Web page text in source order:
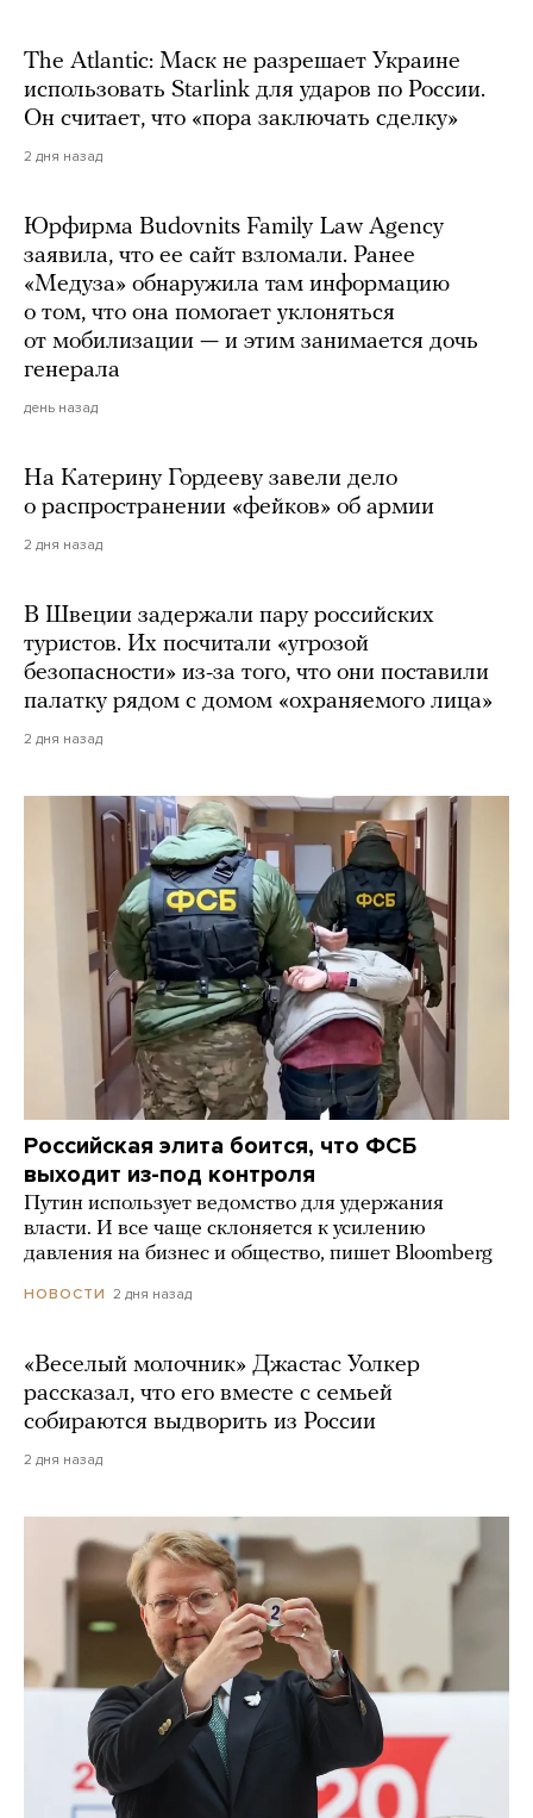
The Atlantic: Маск не разрешает Украине
использовать Starlink для ударов по России.
Он считает, что «пора заключать сделку»
2 дня назад
Юрфирма Budovnits Family Law Agency
заявила, что ее сайт взломали. Ранее
«Медуза» обнаружила там информацию
о том, что она помогает уклоняться
от мобилизации — и этим занимается дочь
генерала
день назад
На Катерину Гордееву завели дело
о распространении «фейков» об армии
2 дня назад
В Швеции задержали пару российских
туристов. Их посчитали «угрозой
безопасности» из-за того, что они поставили
палатку рядом с домом «охраняемого лица»
2 дня назад
Российская элита боится, что ФСБ
выходит из-под контроля
Путин использует ведомство для удержания
власти. И все чаще склоняется к усилению
давления на бизнес и общество, пишет Bloomberg
НОВОСТИ 2 дня назад
«Веселый молочник» Джастас Уолкер
рассказал, что его вместе с семьей
собираются выдворить из России
2 дня назад